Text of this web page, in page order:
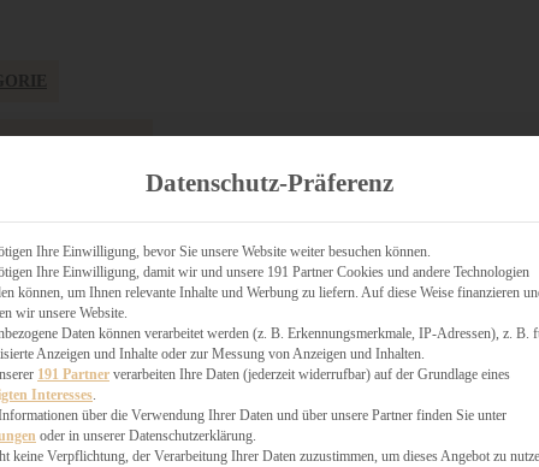
KÄSEKUCHEN
Datenschutz-Präferenz
Ihre Einwilligung, bevor Sie unsere Website weiter besuchen können.
Ihre Einwilligung, damit wir und unsere 191 Partner Cookies und andere Technologien
können, um Ihnen relevante Inhalte und Werbung zu liefern. Auf diese Weise finanzieren
wir unsere Website.
Daten können verarbeitet werden (z. B. Erkennungsmerkmale, IP-Adressen), z. B.
Anzeigen und Inhalte oder zur Messung von Anzeigen und Inhalten.
191 Partner verarbeiten Ihre Daten (jederzeit widerrufbar) auf der Grundlage eines
Interesses.
über die Verwendung Ihrer Daten und über unsere Partner finden Sie unter
oder in unserer Datenschutzerklärung.
keine Verpflichtung, der Verarbeitung Ihrer Daten zuzustimmen, um dieses Angebot zu